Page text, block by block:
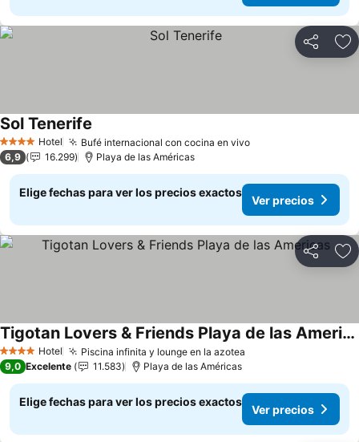
Compartir
4 EstrellasHotel Bufé internacional con cocina en vivoVer precios
Sol Tenerife
6,9 16.299 Playa de las Américas
Elige fechas para ver los precios exactos
Ver precios
Compartir
4 EstrellasHotel Piscina infinita y lounge en la azotea
Tigotan Lovers & Friends Playa de las Americas
Ver precios
9,0 Excelente 11.583 Playa de las Américas
Elige fechas para ver los precios exactos
Ver precios